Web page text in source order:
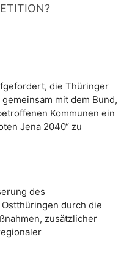
die Thüringer
mit dem Bund,
Kommunen ein
Jena 2040“ zu
des
durch die
zusätzlicher